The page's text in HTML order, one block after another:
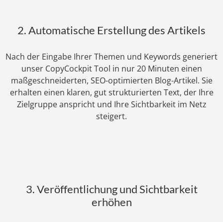
2. Automatische Erstellung des Artikels
Nach der Eingabe Ihrer Themen und Keywords generiert
unser CopyCockpit Tool in nur 20 Minuten einen
maßgeschneiderten, SEO-optimierten Blog-Artikel. Sie
erhalten einen klaren, gut strukturierten Text, der Ihre
Zielgruppe anspricht und Ihre Sichtbarkeit im Netz
steigert.
3. Veröffentlichung und Sichtbarkeit
erhöhen